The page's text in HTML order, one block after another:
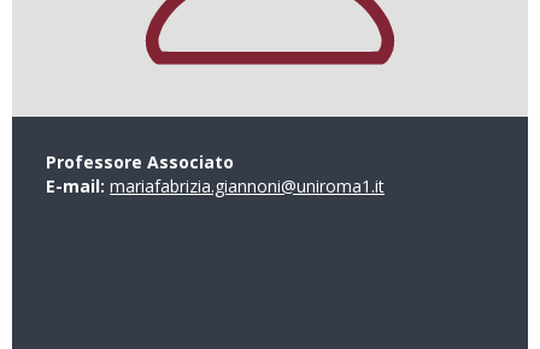
Professore Associato
E-mail: mariafabrizia.giannoni@uniroma1.it